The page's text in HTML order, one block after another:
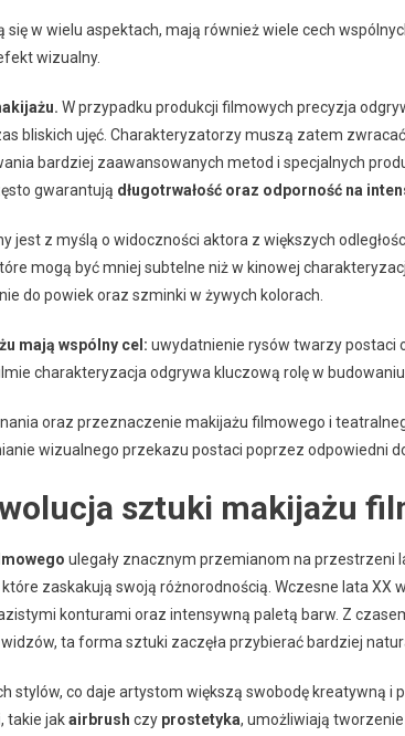
się w wielu aspektach, mają również wiele cech
wizualny.
W przypadku produkcji filmowych precyzja
bliskich ujęć. Charakteryzatorzy muszą zatem zwracać
bardziej zaawansowanych metod i specjalnych
gwarantują długotrwałość oraz odporność na
jest z myślą o widoczności aktora z większych
mogą być mniej subtelne niż w kinowej
do powiek oraz szminki w żywych kolorach.
mają wspólny cel: uwydatnienie rysów twarzy postaci
charakteryzacja odgrywa kluczową rolę w
oraz przeznaczenie makijażu filmowego i
wizualnego przekazu postaci poprzez odpowiedni
sztuki makijażu
ulegały znacznym przemianom na przestrzeni
zaskakują swoją różnorodnością. Wczesne lata XX
konturami oraz intensywną paletą barw. Z
ta forma sztuki zaczęła przybierać bardziej
stylów, co daje artystom większą swobodę kreatywną i
, takie jakairbrush czy prostetyka, umożliwiają